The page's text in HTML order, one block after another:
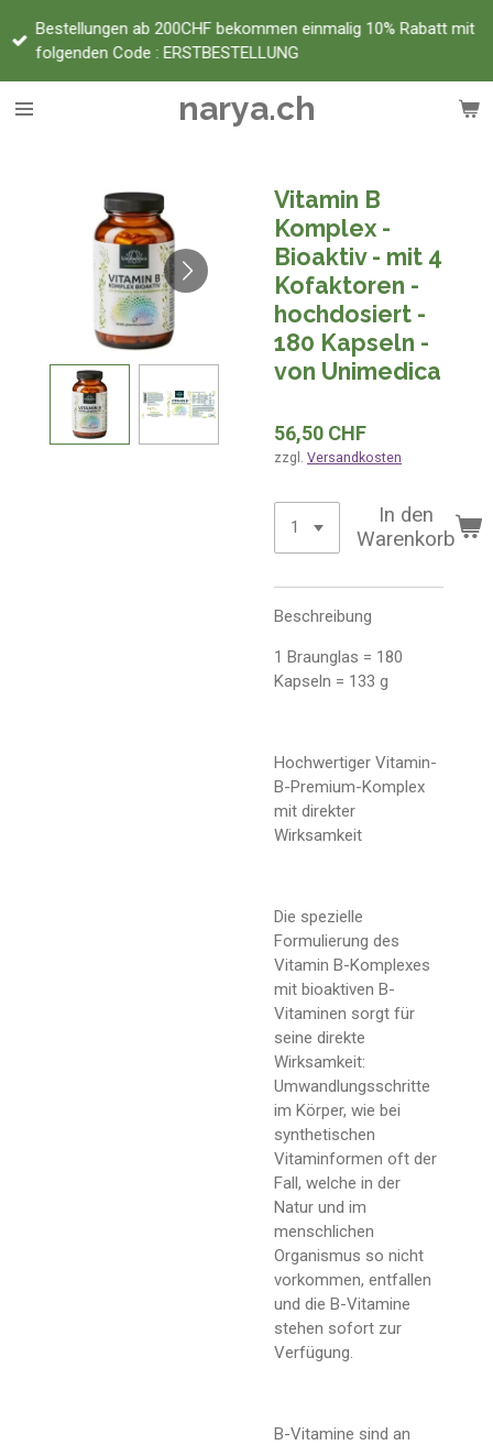
Zum
Hauptinhalt
narya.ch
Bestellungen ab 200CHF bekommen einmalig 10% Rabatt mit
folgenden Code : ERSTBESTELLUNG
Vitamin B
Komplex -
Bioaktiv - mit 4
Kofaktoren -
hochdosiert -
180 Kapseln -
von Unimedica
56,50 CHF
zzgl. Versandkosten
In den
Warenkorb
Beschreibung
1 Braunglas = 180
Kapseln = 133 g
Hochwertiger Vitamin-
B-Premium-Komplex
mit direkter
Wirksamkeit
Die spezielle
Formulierung des
Vitamin B-Komplexes
mit bioaktiven B-
Vitaminen sorgt für
seine direkte
Wirksamkeit:
Umwandlungsschritte
im Körper, wie bei
synthetischen
Vitaminformen oft der
Fall, welche in der
Natur und im
menschlichen
Organismus so nicht
vorkommen, entfallen
und die B-Vitamine
stehen sofort zur
Verfügung.
B-Vitamine sind an